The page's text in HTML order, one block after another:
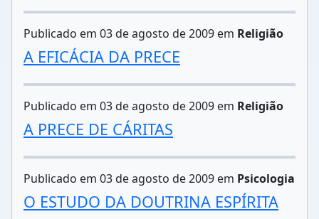
Publicado em 03 de agosto de 2009 em Religião
A EFICÁCIA DA PRECE
Publicado em 03 de agosto de 2009 em Religião
A PRECE DE CÁRITAS
Publicado em 03 de agosto de 2009 em Psicologia
O ESTUDO DA DOUTRINA ESPÍRITA